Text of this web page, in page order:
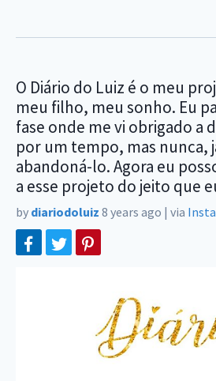
O Diário do Luiz é o meu
meu filho, meu sonho. Eu
fase onde me vi obrigado a
por um tempo, mas nunca,
abandoná-lo. Agora eu
a esse projeto do jeito que
by diariodoluiz 8 years ago | via